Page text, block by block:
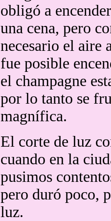
obligó a
una cena, pero
necesario el aire
fue posible
el champagne
por lo tanto se
magnífica.
El corte de luz
cuando en la
pusimos
pero duró poco,
luz.